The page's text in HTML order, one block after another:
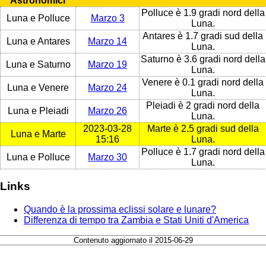
Luna e Polluce Marzo 3
Polluce è 1.9 gradi nord della
Luna.
Luna e Antares
Marzo 14
Antares è 1.7 gradi sud della
Luna.
Luna e Saturno
Marzo 19
Saturno è 3.6 gradi nord della
Luna.
Luna e Venere
Marzo 24
Venere è 0.1 gradi nord della
Luna.
Luna e Pleiadi
Marzo 26
Pleiadi è 2 gradi nord della
Luna.
Luna e Marte
2023-03-28
15:16
Marte è 2.5 gradi sud della
Luna.
Luna e Polluce
Marzo 30
Polluce è 1.7 gradi nord della
Luna.
Links
Quando è la prossima eclissi solare e lunare?
Differenza di tempo tra Zambia e Stati Uniti d'America
Contenuto aggiornato il 2015-06-29